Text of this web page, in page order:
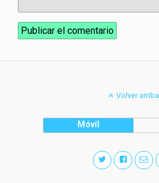
Volver arriba
Móvil